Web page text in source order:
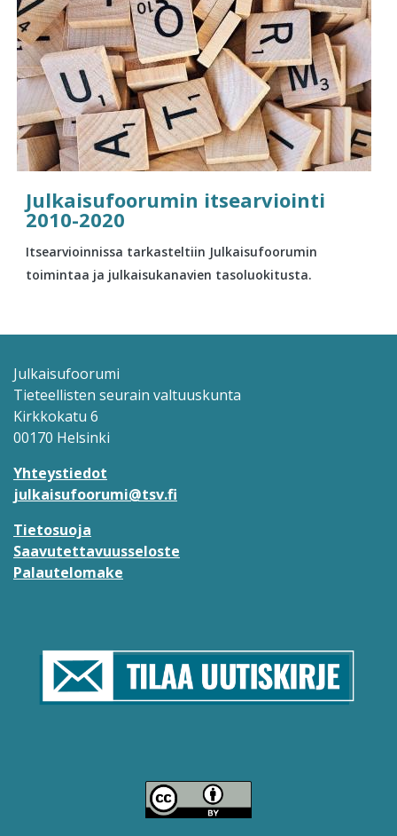
Julkaisufoorumin itsearviointi
2010-2020
Itsearvioinnissa tarkasteltiin Julkaisufoorumin
toimintaa ja julkaisukanavien tasoluokitusta.
Julkaisufoorumi
Tieteellisten seurain valtuuskunta
Kirkkokatu 6
00170 Helsinki
Yhteystiedot
julkaisufoorumi@tsv.fi
Tietosuoja
Saavutettavuusseloste
Palautelomake